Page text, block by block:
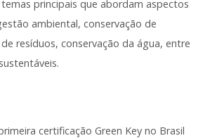
principais que abordam aspectos
ambiental, conservação de
resíduos, conservação da água, entre
certificação Green Key no Brasil